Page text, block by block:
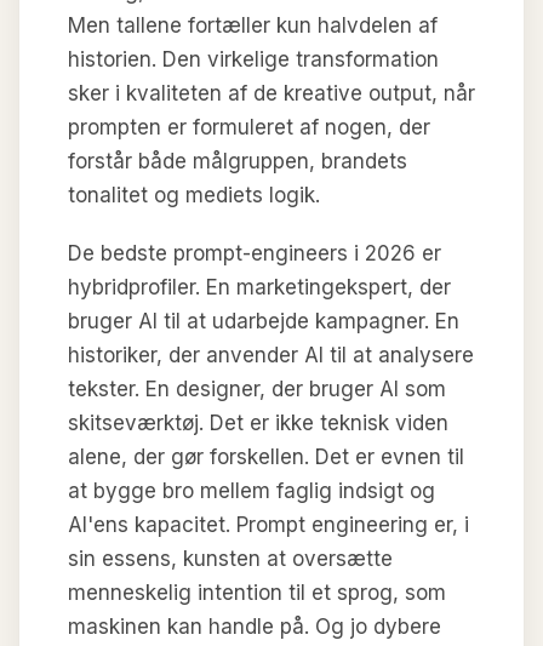
Men tallene fortæller kun halvdelen af
historien. Den virkelige transformation
sker i kvaliteten af de kreative output, når
prompten er formuleret af nogen, der
forstår både målgruppen, brandets
tonalitet og mediets logik.
De bedste prompt-engineers i 2026 er
hybridprofiler. En marketingekspert, der
bruger AI til at udarbejde kampagner. En
historiker, der anvender AI til at analysere
tekster. En designer, der bruger AI som
skitseværktøj. Det er ikke teknisk viden
alene, der gør forskellen. Det er evnen til
at bygge bro mellem faglig indsigt og
AI'ens kapacitet. Prompt engineering er, i
sin essens, kunsten at oversætte
menneskelig intention til et sprog, som
maskinen kan handle på. Og jo dybere